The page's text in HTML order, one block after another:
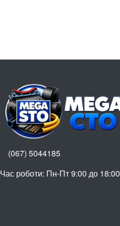
(067) 5044185
Час роботи: Пн-Пт 9:00 до 18:00